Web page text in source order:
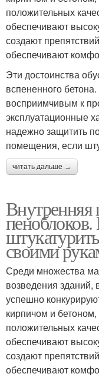
положительных
обеспечивают
создают
обеспечивают
Эти достоинства
вспененного
восприимчивым к
эксплуатационные
надежно защитить
помещения, если
читать дальше →
Внутренняя
своими
Среди множества
возведения
успешно
кирпичом и
положительных
обеспечивают
создают
обеспечивают